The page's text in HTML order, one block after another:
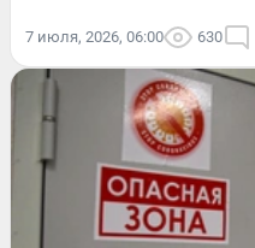
7 июля, 2026, 06:00 630